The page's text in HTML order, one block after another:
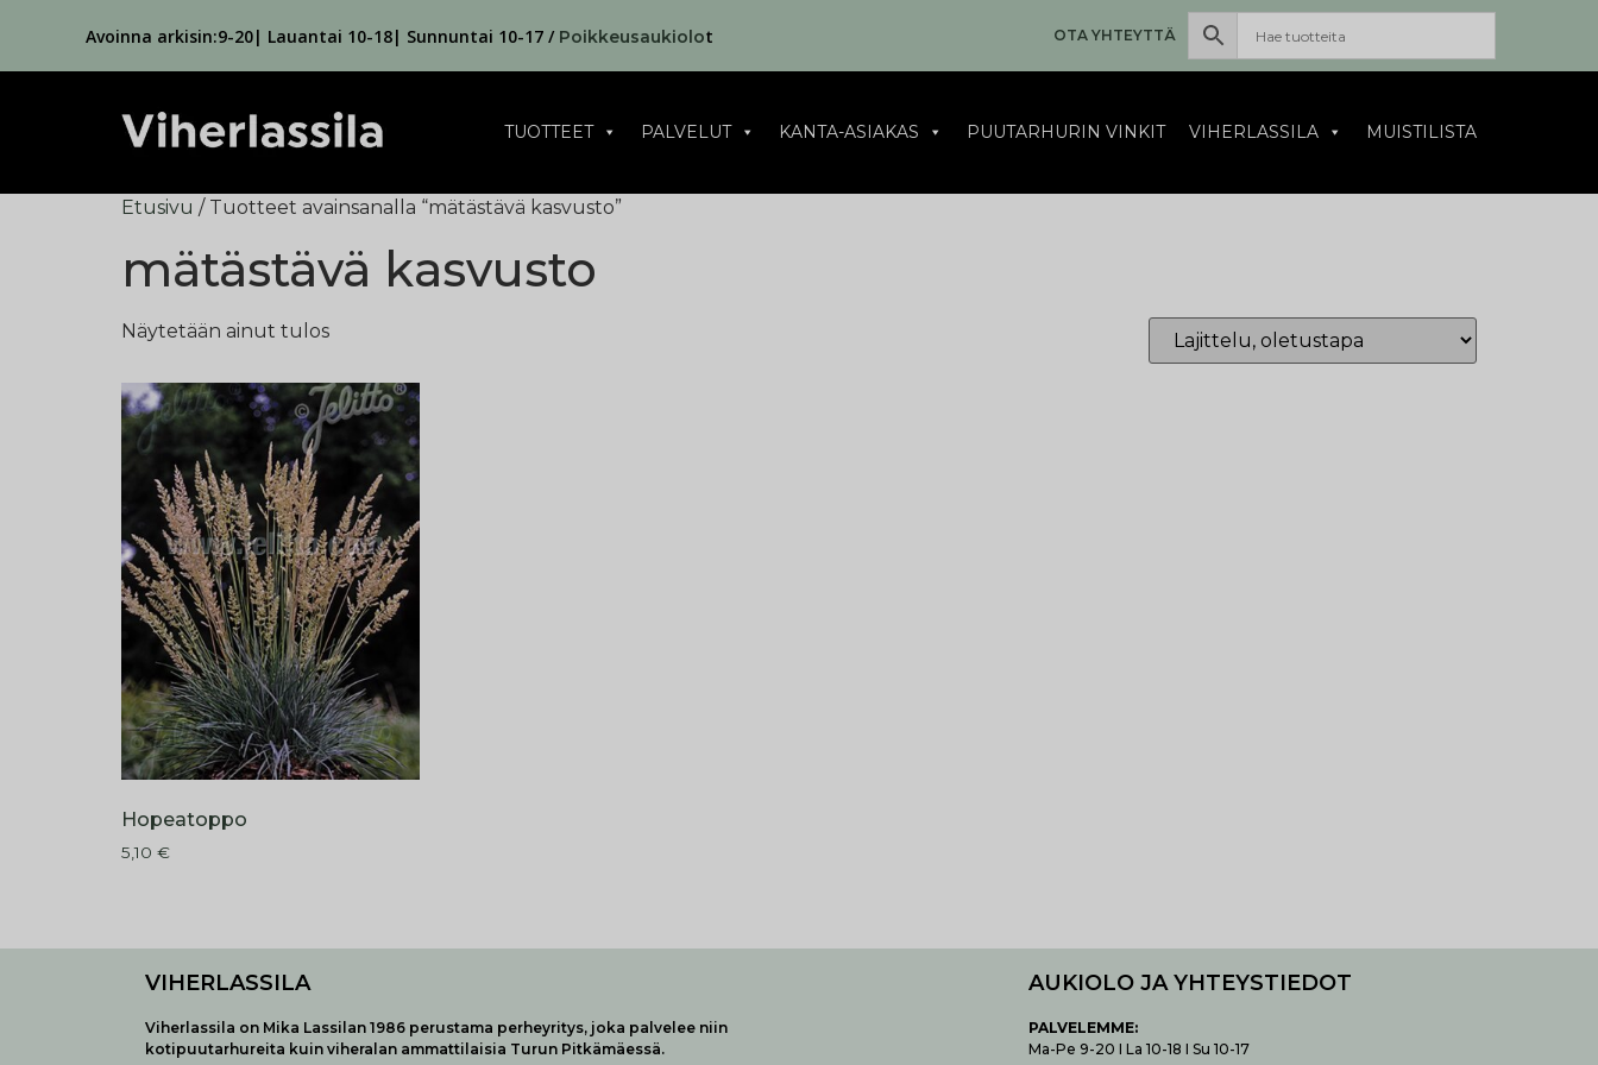
Avoinna arkisin:9-20| Lauantai 10-18| Sunnuntai 10-17 / Poikkeusaukiolot OTA YHTEYTTÄ
TUOTTEET PALVELUT KANTA-ASIAKAS PUUTARHURIN VINKIT VIHERLASSILA MUISTILISTA
Etusivu / Tuotteet avainsanalla “mätästävä kasvusto”
mätästävä kasvusto
Näytetään ainut tulos
Hopeatoppo
5,10 €
VIHERLASSILA
Viherlassila on Mika Lassilan 1986 perustama perheyritys, joka palvelee niin
kotipuutarhureita kuin viheralan ammattilaisia Turun Pitkämäessä.
AUKIOLO JA YHTEYSTIEDOT
PALVELEMME:
Ma-Pe 9-20 I La 10-18 I Su 10-17